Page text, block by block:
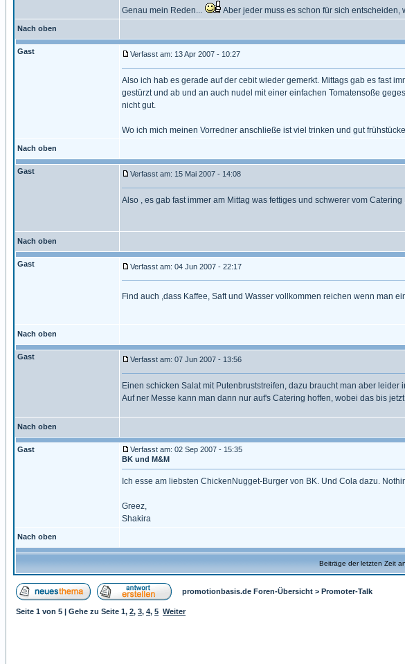
Genau mein Reden... Aber jeder muss es schon für sich
Nach oben
Gast Verfasst am: 13 Apr 2007 - 10:27
Also ich hab es gerade auf der cebit wieder gemerkt. Mittags gab es fast
gestürzt und ab und an auch nudel mit einer einfachen Tomatensoße
nicht gut.
Wo ich mich meinen Vorredner anschließe ist viel trinken und gut
Nach oben
Gast Verfasst am: 15 Mai 2007 - 14:08
Also , es gab fast immer am Mittag was fettiges und schwerer vom
Nach oben
Gast Verfasst am: 04 Jun 2007 - 22:17
Find auch ,dass Kaffee, Saft und Wasser vollkommen reichen wenn man
Nach oben
Gast Verfasst am: 07 Jun 2007 - 13:56
Einen schicken Salat mit Putenbruststreifen, dazu braucht man aber leider
Auf ner Messe kann man dann nur auf's Catering hoffen, wobei das bis
Nach oben
Gast
Verfasst am: 02 Sep 2007 - 15:35
BK und M&M
Ich esse am liebsten ChickenNugget-Burger von BK. Und Cola dazu.
Greez,
Shakira
Nach oben
Beiträge der letzten Zeit
promotionbasis.de Foren-Übersicht > Promoter-Talk
Seite 1 von 5 | Gehe zu Seite 1, 2, 3, 4, 5 Weiter